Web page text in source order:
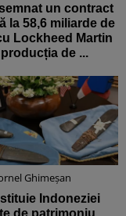
un contract
la 58,6 miliarde de
Lockheed Martin
de ...
Ghimeșan
Indoneziei